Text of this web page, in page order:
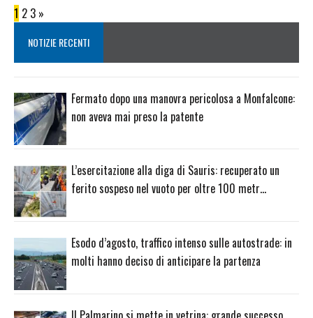
1 2 3 »
NOTIZIE RECENTI
Fermato dopo una manovra pericolosa a Monfalcone:
non aveva mai preso la patente
L’esercitazione alla diga di Sauris: recuperato un
ferito sospeso nel vuoto per oltre 100 metr…
Esodo d’agosto, traffico intenso sulle autostrade: in
molti hanno deciso di anticipare la partenza